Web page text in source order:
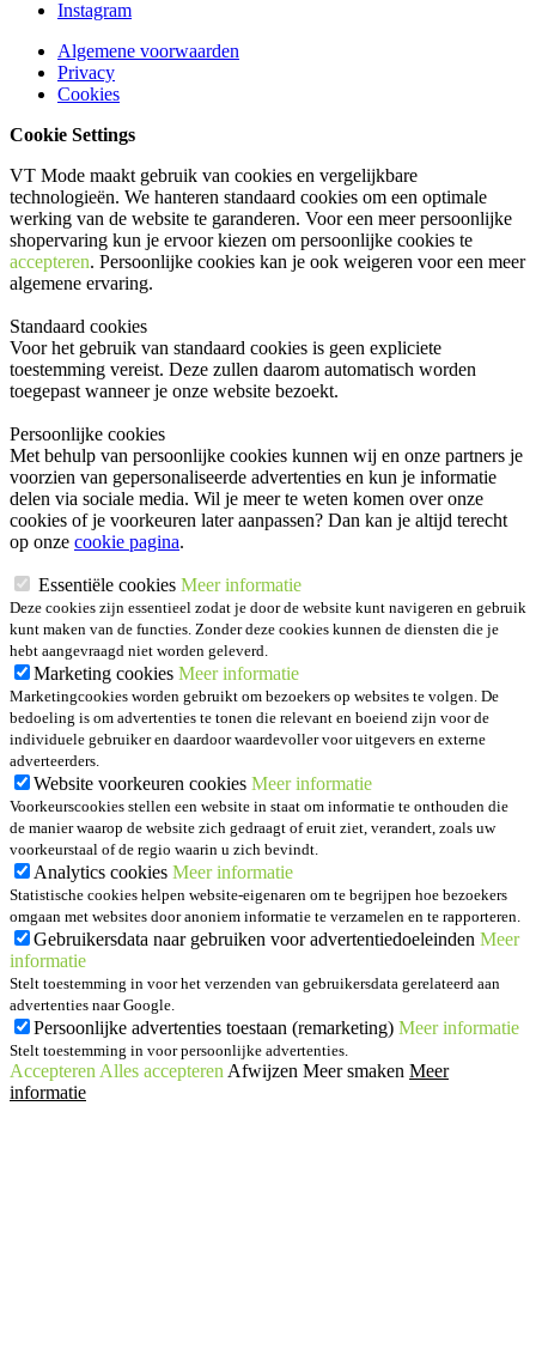
Instagram
Algemene voorwaarden
Privacy
Cookies
Cookie Settings
VT Mode maakt gebruik van cookies en vergelijkbare
technologieën. We hanteren standaard cookies om een optimale
werking van de website te garanderen. Voor een meer persoonlijke
shopervaring kun je ervoor kiezen om persoonlijke cookies te
accepteren. Persoonlijke cookies kan je ook weigeren voor een meer
algemene ervaring.
Standaard cookies
Voor het gebruik van standaard cookies is geen expliciete
toestemming vereist. Deze zullen daarom automatisch worden
toegepast wanneer je onze website bezoekt.
Persoonlijke cookies
Met behulp van persoonlijke cookies kunnen wij en onze partners je
voorzien van gepersonaliseerde advertenties en kun je informatie
delen via sociale media. Wil je meer te weten komen over onze
cookies of je voorkeuren later aanpassen? Dan kan je altijd terecht
op onze cookie pagina.
Essentiële cookies Meer informatie
Deze cookies zijn essentieel zodat je door de website kunt navigeren en gebruik
kunt maken van de functies. Zonder deze cookies kunnen de diensten die je
hebt aangevraagd niet worden geleverd.
Marketing cookies Meer informatie
Marketingcookies worden gebruikt om bezoekers op websites te volgen. De
bedoeling is om advertenties te tonen die relevant en boeiend zijn voor de
individuele gebruiker en daardoor waardevoller voor uitgevers en externe
adverteerders.
Website voorkeuren cookies Meer informatie
Voorkeurscookies stellen een website in staat om informatie te onthouden die
de manier waarop de website zich gedraagt of eruit ziet, verandert, zoals uw
voorkeurstaal of de regio waarin u zich bevindt.
Analytics cookies Meer informatie
Statistische cookies helpen website-eigenaren om te begrijpen hoe bezoekers
omgaan met websites door anoniem informatie te verzamelen en te rapporteren.
Gebruikersdata naar gebruiken voor advertentiedoeleinden Meer
informatie
Stelt toestemming in voor het verzenden van gebruikersdata gerelateerd aan
advertenties naar Google.
Persoonlijke advertenties toestaan (remarketing) Meer informatie
Stelt toestemming in voor persoonlijke advertenties.
Accepteren Alles accepteren Afwijzen Meer smaken Meer
informatie